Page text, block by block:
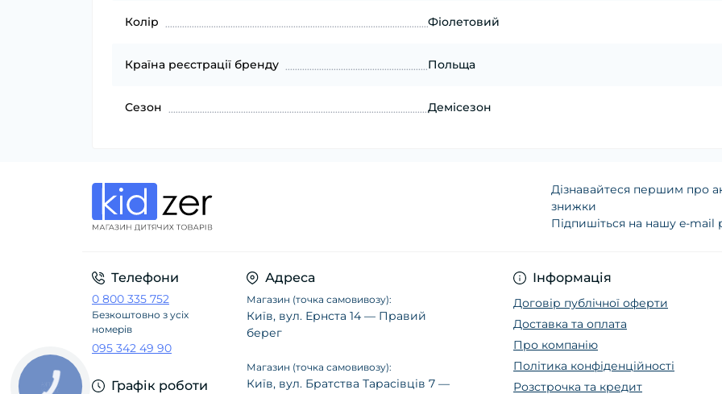
Колір Фіолетовий
Країна реєстрації бренду Польща
Сезон Демісезон
Дізнавайтеся першим про
знижки
Підпишіться на нашу e-mail
Політика
Телефони
0 800 335 752
Безкоштовно з усіх
номерів
095 342 49 90
Графік роботи
Адреса
Магазин (точка самовивозу):
Київ, вул. Ернста 14 — Правий
берег
Магазин (точка самовивозу):
Київ, вул. Братства Тарасівців 7 —
Інформація
Договір публічної оферти
Доставка та оплата
Про компанію
Політика конфіденційності
Розстрочка та кредит